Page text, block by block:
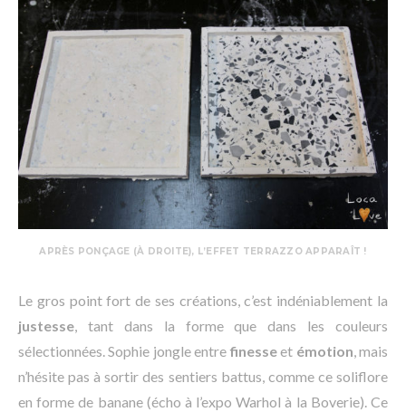
APRÈS PONÇAGE (À DROITE), L’EFFET TERRAZZO APPARAÎT !
Le gros point fort de ses créations, c’est indéniablement la
justesse , tant dans la forme que dans les couleurs
sélectionnées. Sophie jongle entre finesseet émotion , mais
n’hésite pas à sortir des sentiers battus, comme ce soliflore
en forme de banane (écho à l’expo Warhol à la Boverie). Ce